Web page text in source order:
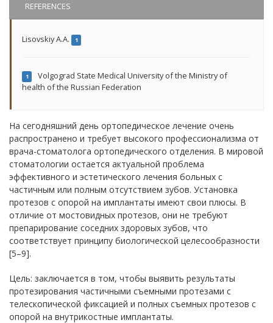
REFERENCES
Lisovskiy A.A. 1
1
Volgograd State Medical University of the Ministry of
health of the Russian Federation
На сегодняшний день ортопедическое лечение очень
распространено и требует высокого профессионализма от
врача-стоматолога ортопедического отделения. В мировой
стоматологии остается актуальной проблема
эффективного и эстетического лечения больных с
частичным или полным отсутствием зубов. Установка
протезов с опорой на имплантаты имеют свои плюсы. В
отличие от мостовидных протезов, они не требуют
препарирование соседних здоровых зубов, что
соответствует принципу биологической целесообразности
[5–9].
Цель: заключается в том, чтобы выявить результаты
протезирования частичными съемными протезами с
телескопической фиксацией и полных съемных протезов с
опорой на внутрикостные имплантаты.